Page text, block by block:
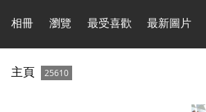
相冊 瀏覽 最受喜歡 最新圖片
主頁 25610